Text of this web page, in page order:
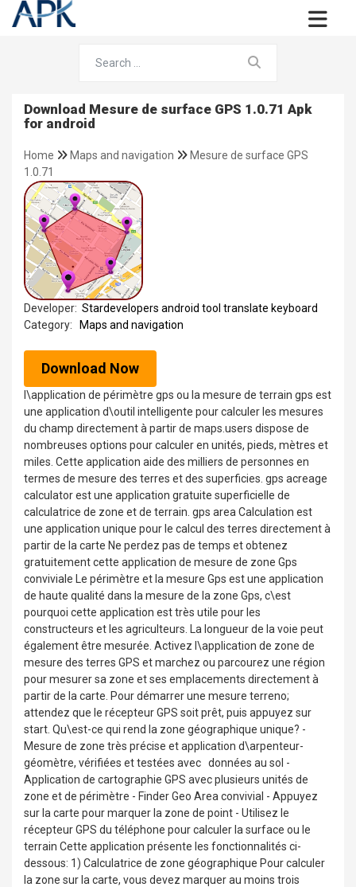
Download Mesure de surface GPS 1.0.71 Apk
for android
Home Maps and navigation
Mesure de surface GPS
1.0.71
Developer: Stardevelopers android tool translate keyboard
Category:
Maps and navigation
Download Now
l\application de périmètre gps ou la mesure de terrain gps est
une application d\outil intelligente pour calculer les mesures
du champ directement à partir de maps.users dispose de
nombreuses options pour calculer en unités, pieds, mètres et
miles. Cette application aide des milliers de personnes en
termes de mesure des terres et des superficies. gps acreage
calculator est une application gratuite superficielle de
calculatrice de zone et de terrain. gps area Calculation est
une application unique pour le calcul des terres directement à
partir de la carte Ne perdez pas de temps et obtenez
gratuitement cette application de mesure de zone Gps
conviviale Le périmètre et la mesure Gps est une application
de haute qualité dans la mesure de la zone Gps, c\est
pourquoi cette application est très utile pour les
constructeurs et les agriculteurs. La longueur de la voie peut
également être mesurée. Activez l\application de zone de
mesure des terres GPS et marchez ou parcourez une région
pour mesurer sa zone et ses emplacements directement à
partir de la carte. Pour démarrer une mesure terreno;
attendez que le récepteur GPS soit prêt, puis appuyez sur
start. Qu\est-ce qui rend la zone géographique unique? -
Mesure de zone très précise et application d\arpenteur-
géomètre, vérifiées et testées avec données au sol -
Application de cartographie GPS avec plusieurs unités de
zone et de périmètre - Finder Geo Area convivial - Appuyez
sur la carte pour marquer la zone de point - Utilisez le
récepteur GPS du téléphone pour calculer la surface ou le
terrain Cette application présente les fonctionnalités ci-
dessous: 1) Calculatrice de zone géographique Pour calculer
la zone sur la carte, vous devez marquer au moins trois